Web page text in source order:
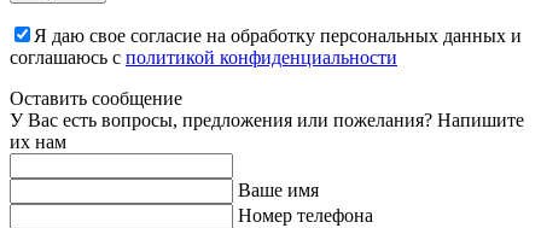
Я даю свое согласие на обработку персональных данных и
соглашаюсь с политикой конфиденциальности
Оставить сообщение
У Вас есть вопросы, предложения или пожелания? Напишите
их нам
Ваше имя
Номер телефона